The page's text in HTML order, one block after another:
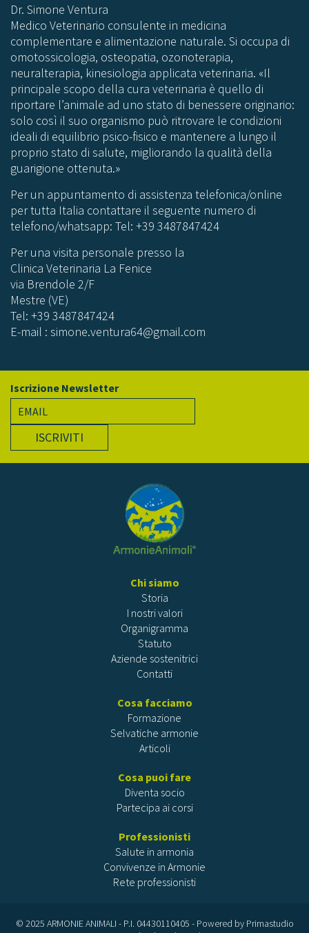
Dr. Simone Ventura
Medico Veterinario consulente in medicina
complementare e alimentazione naturale. Si occupa di
omotossicologia, osteopatia, ozonoterapia,
neuralterapia, kinesiologia applicata veterinaria. «Il
principale scopo della cura veterinaria è quello di
riportare l’animale ad uno stato di benessere originario:
solo così il suo organismo può ritrovare le condizioni
ideali di equilibrio psico-fisico e mantenere a lungo il
proprio stato di salute, migliorando la qualità della
guarigione ottenuta.»
Per un appuntamento di assistenza telefonica/online
per tutta Italia contattare il seguente numero di
telefono/whatsapp: Tel: +39 3487847424
Per una visita personale presso la
Clinica Veterinaria La Fenice
via Brendole 2/F
Mestre (VE)
Tel: +39 3487847424
E-mail : simone.ventura64@gmail.com
Iscrizione Newsletter
ISCRIVITI
Chi siamo
Storia
I nostri valori
Organigramma
Statuto
Aziende sostenitrici
Contatti
Cosa facciamo
Formazione
Selvatiche armonie
Articoli
Cosa puoi fare
Diventa socio
Partecipa ai corsi
Professionisti
Salute in armonia
Convivenze in Armonie
Rete professionisti
© 2025 ARMONIE ANIMALI - P.I. 04430110405 - Powered by Primastudio